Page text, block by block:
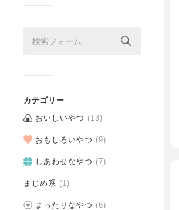
カテゴリー
おいしいやつ (13)
おもしろいやつ (9)
しあわせなやつ (7)
まじめ系 (1)
まったりなやつ (6)